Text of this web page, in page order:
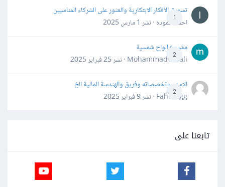
1
تسويق الأفكار الابتكارية والعثور على الشركاء المناسبين
احمد حموده · نشر 1 مارس 2025
2
مشروع الواح شمسية
Mohammad Awali · نشر
25 فبراير 2025
2
الاسهم وتخصصاته وفريق والهندسة المالية الخ
Fahd Ggg · نشر
9 فبراير 2025
تابعنا على